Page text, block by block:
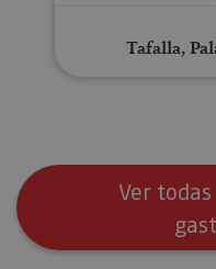
Tafalla,
Ver